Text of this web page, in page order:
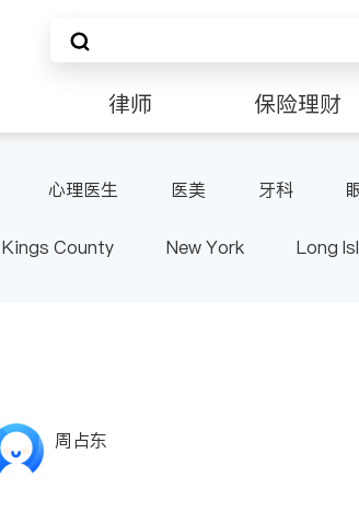
律师 保险理财
心理医生 医美 牙科
内分泌科
Kings County New York Long
周占东